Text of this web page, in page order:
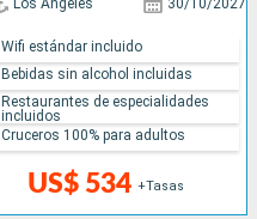
Los Angeles 30/10/2027
US$ 534 +Tasas
Wifi estándar incluido
Bebidas sin alcohol incluidas
Restaurantes de especialidades
incluidos
Cruceros 100% para adultos